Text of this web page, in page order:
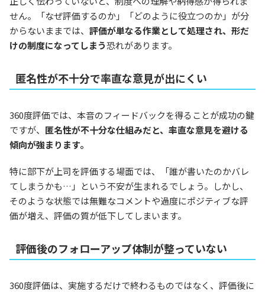
せん。「なぜ評価するのか」「どのように役立つのか」が分
からないままでは、 評価が単なる作業として処理され、形だ
けの制度になってしまう恐れがあります。
匿名性が不十分で率直な意見が出にくい
360度評価では、本音のフィードバックを得ることが成功の鍵
ですが、 匿名性が不十分な仕組みだと、率直な意見を避ける
傾向が強まります。
特に部下が上司を評価する場面では、「誰が書いたのかバレ
てしまうかも…」という不安が生まれるでしょう。しかし、
そのような状態では無難なコメントや過度にポジティブな評
価が増え、評価の質が低下してしまいます。
評価後のフォローアップ体制が整っていない
360度評価は、実施するだけで終わるものではなく、評価後に